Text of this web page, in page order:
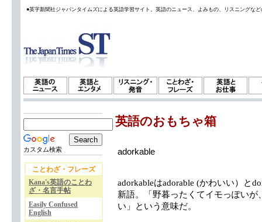
●英字新聞社ジャパンタイムズによる英語学習サイト。英語のニュース、よみもの、リスニングな
カスタム検索
ことわざ・フレーズ
Kana's英語のことわ
ざ・名言手帖
Easily Confused
English
英語のおもちゃ箱
adorkable
adorkableはadorable (かわいい）と
新語。「野暮ったくてイモっぽい
い」という意味だ。